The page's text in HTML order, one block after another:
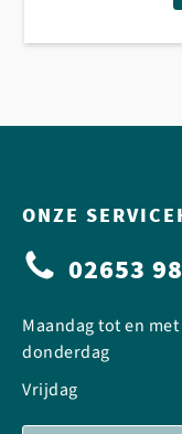
ONZE
02653
Maandag tot en met
donderdag
Vrijdag